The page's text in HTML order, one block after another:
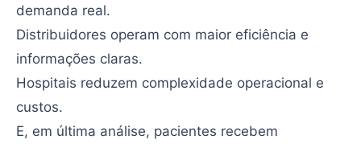
demanda real.
Distribuidores operam com maior eficiência e
informações claras.
Hospitais reduzem complexidade operacional e
custos.
E, em última análise, pacientes recebem